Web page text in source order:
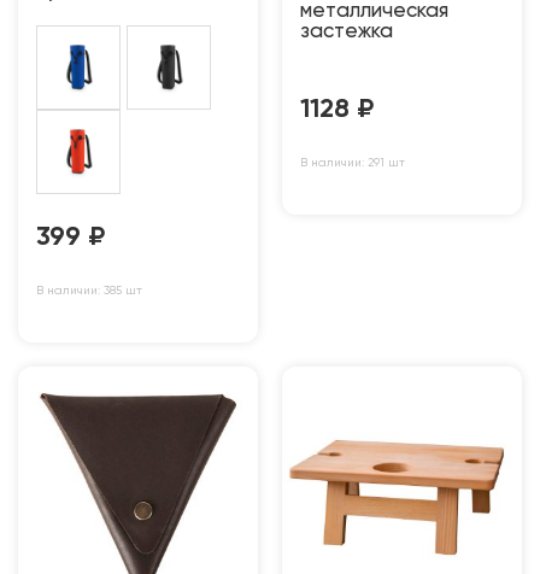
399 ₽
В наличии: 385 шт
металлическая
застежка
1128 ₽
В наличии: 291 шт